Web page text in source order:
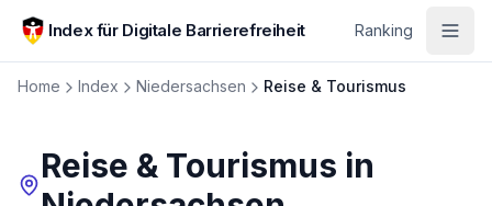
Zum Hauptinhalt springen
Index für Digitale Barrierefreiheit Ranking
Home Index Niedersachsen Reise & Tourismus
Reise & Tourismus in